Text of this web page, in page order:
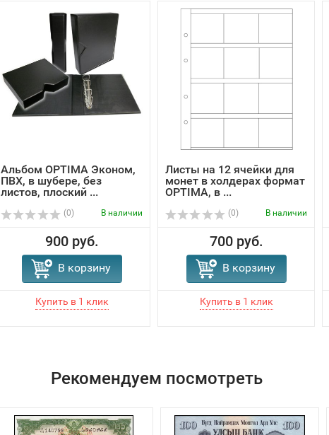
Альбом OPTIMA Эконом,
ПВХ, в шубере, без
листов, плоский ...
(0) В наличии
900 руб.
В корзину
Листы на 12 ячейки для
монет в холдерах формат
OPTIMA, в ...
(0) В наличии
700 руб.
В корзину
Рекомендуем посмотреть